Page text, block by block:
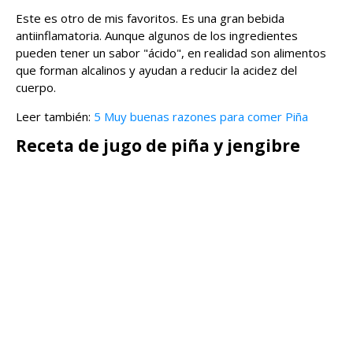
Este es otro de mis favoritos. Es una gran bebida
antiinflamatoria. Aunque algunos de los ingredientes
pueden tener un sabor "ácido", en realidad son alimentos
que forman alcalinos y ayudan a reducir la acidez del
cuerpo.
Leer también: 5 Muy buenas razones para comer Piña
Receta de jugo de piña y jengibre